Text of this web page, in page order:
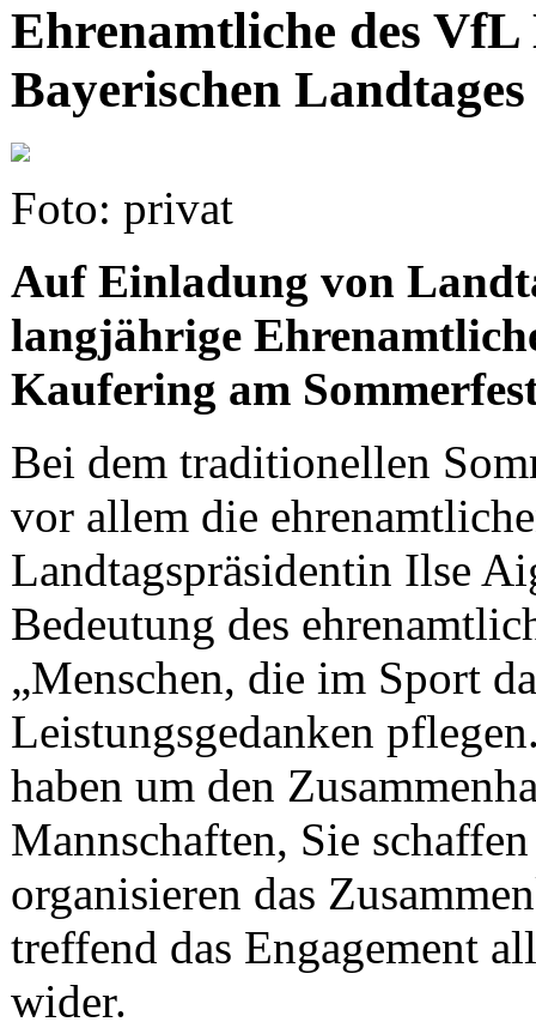
Ehrenamtliche des
Bayerischen Landtages
Foto: privat
Auf Einladung von
langjährige
Kaufering am
Bei dem traditionellen
vor allem die
Landtagspräsidentin Ilse
Bedeutung des
„Menschen, die im Sport
Leistungsgedanken
haben um den
Mannschaften, Sie
organisieren das
treffend das Engagement
wider.